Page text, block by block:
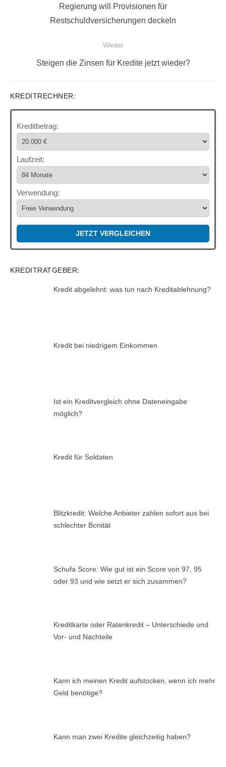
Regierung will Provisionen für
Restschuldversicherungen deckeln
Weiter
Nächster
Steigen die Zinsen für Kredite jetzt wieder?
KREDITRECHNER:
Kreditbetrag:
Laufzeit:
Verwendung:
JETZT VERGLEICHEN
KREDITRATGEBER:
Kredit abgelehnt: was tun nach Kreditablehnung?
Kredit bei niedrigem Einkommen
Ist ein Kreditvergleich ohne Dateneingabe
möglich?
Kredit für Soldaten
Blitzkredit: Welche Anbieter zahlen sofort aus bei
schlechter Bonität
Schufa Score: Wie gut ist ein Score von 97, 95
oder 93 und wie setzt er sich zusammen?
Kreditkarte oder Ratenkredit – Unterschiede und
Vor- und Nachteile
Kann ich meinen Kredit aufstocken, wenn ich mehr
Geld benötige?
Kann man zwei Kredite gleichzeitig haben?